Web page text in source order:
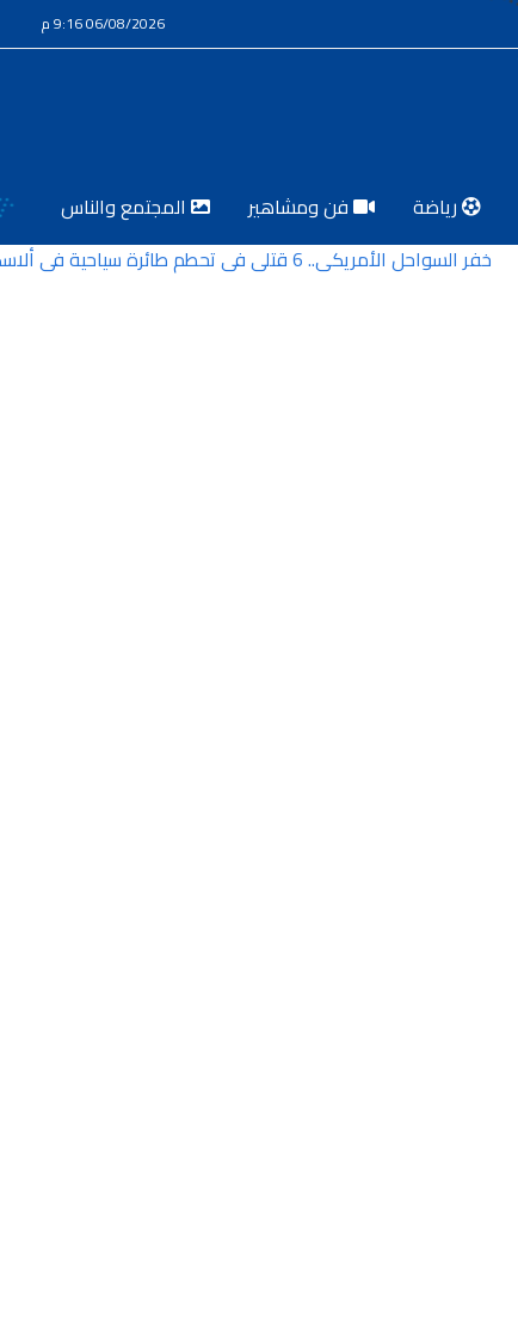
06/08/2026 9:16 م
رياضة فن ومشاهير
المجتمع والناس
خفر السواحل الأمريكي.. 6 قتلى في تحطم طائرة سياحية في ألاسكا